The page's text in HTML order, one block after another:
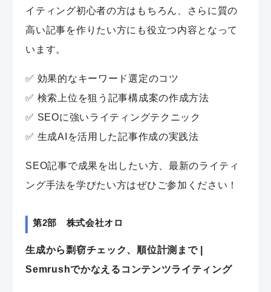
イティング初心者の方はもちろん、さらに質の
高い記事を作りたい方にも役立つ内容となって
います。
✅ 効果的なキーワード選定のコツ
✅ 検索上位を狙う記事構成案の作成方法
✅ SEOに強いライティングテクニック
✅ 生成AIを活用した記事作成の実践法
SEO記事で成果を出したい方、最新のライティ
ング手法を学びたい方はぜひご参加ください！
第2部 株式会社オロ
生成から剽窃チェック、順位計測まで |
Semrushでかなえるコンテンツライティング